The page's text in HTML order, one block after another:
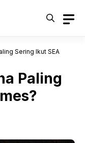
Sering Ikut SEA
Paling